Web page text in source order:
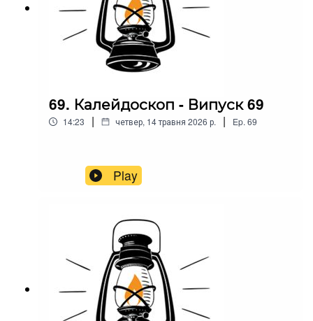
69. Калейдоскоп - Випуск 69
14:23 | четвер, 14 травня 2026 р. | Ep. 69
Play